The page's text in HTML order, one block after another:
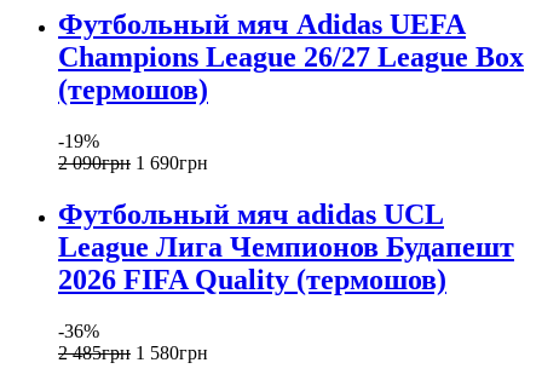
Футбольный мяч Adidas UEFA
Champions League 26/27 League Box
(термошов)
-19%
2 090грн 1 690грн
Футбольный мяч adidas UCL
League Лига Чемпионов Будапешт
2026 FIFA Quality (термошов)
-36%
2 485грн 1 580грн